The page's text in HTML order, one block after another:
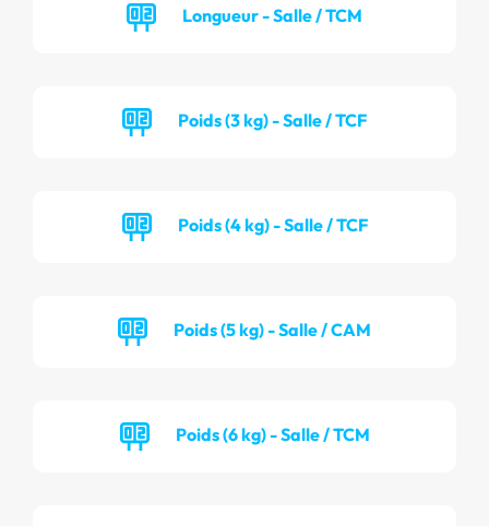
Longueur - Salle / TCM
Poids (3 kg) - Salle / TCF
Poids (4 kg) - Salle / TCF
Poids (5 kg) - Salle / CAM
Poids (6 kg) - Salle / TCM